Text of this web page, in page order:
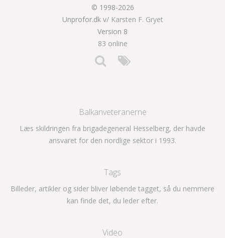
© 1998-2026
Unprofor.dk v/ Karsten F. Gryet
Version 8
83 online
Balkanveteranerne
Læs skildringen fra brigadegeneral Hesselberg, der havde
ansvaret for den nordlige sektor i 1993.
Tags
Billeder, artikler og sider bliver løbende tagget, så du nemmere
kan finde det, du leder efter.
Video